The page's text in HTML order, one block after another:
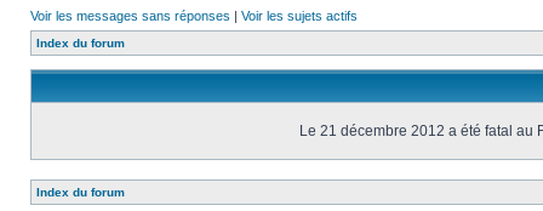
Voir les messages sans réponses | Voir les sujets actifs
Index du forum
Le 21 décembre 2012 a été fatal au
Index du forum